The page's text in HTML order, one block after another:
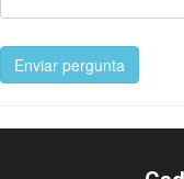
Enviar pergunta